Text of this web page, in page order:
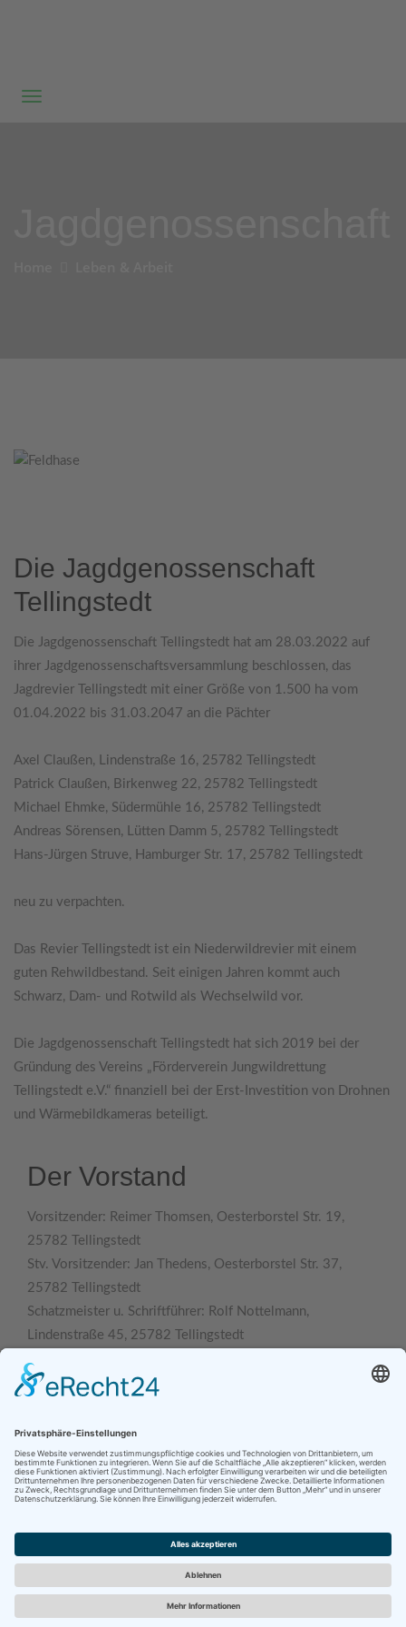
Die Jagdgenossenschaft
Tellingstedt
Die Jagdgenossenschaft Tellingstedt hat am 28.03.2022 auf
ihrer Jagdgenossenschaftsversammlung beschlossen, das
Jagdrevier Tellingstedt mit einer Größe von 1.500 ha vom
01.04.2022 bis 31.03.2047 an die Pächter
Axel Claußen, Lindenstraße 16, 25782 Tellingstedt
Patrick Claußen, Birkenweg 22, 25782 Tellingstedt
Michael Ehmke, Südermühle 16, 25782 Tellingstedt
Andreas Sörensen, Lütten Damm 5, 25782 Tellingstedt
Hans-Jürgen Struve, Hamburger Str. 17, 25782 Tellingstedt
neu zu verpachten.
Das Revier Tellingstedt ist ein Niederwildrevier mit einem
guten Rehwildbestand. Seit einigen Jahren kommt auch
Schwarz, Dam- und Rotwild als Wechselwild vor.
Die Jagdgenossenschaft Tellingstedt hat sich 2019 bei der
Gründung des Vereins „Förderverein Jungwildrettung
Tellingstedt e.V.“ finanziell bei der Erst-Investition von Drohnen
und Wärmebildkameras beteiligt.
Der Vorstand
Vorsitzender: Reimer Thomsen, Oesterborstel Str. 19,
25782 Tellingstedt
Stv. Vorsitzender: Jan Thedens, Oesterborstel Str. 37,
25782 Tellingstedt
Schatzmeister u. Schriftführer: Rolf Nottelmann,
Lindenstraße 45, 25782 Tellingstedt
Tellingstedt
25782 Tellingstedt
Datenschutzerklärung|Impressum
© 2026 Gemeinde Tellingstedt